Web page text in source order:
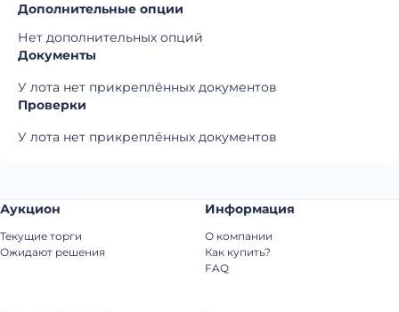
Дополнительные опции
Нет дополнительных опций
Документы
У лота нет прикреплённых документов
Проверки
У лота нет прикреплённых документов
Аукцион
Текущие торги
Ожидают решения
Информация
О компании
Как купить?
FAQ